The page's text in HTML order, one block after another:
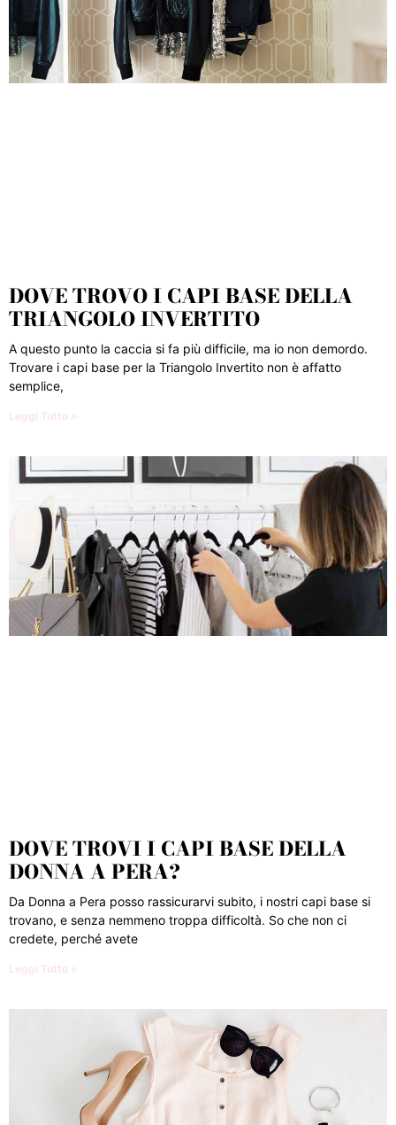
DOVE TROVO I CAPI BASE DELLA
TRIANGOLO INVERTITO
A questo punto la caccia si fa più difficile, ma io non demordo.
Trovare i capi base per la Triangolo Invertito non è affatto
semplice,
Leggi Tutto »
DOVE TROVI I CAPI BASE DELLA
DONNA A PERA?
Da Donna a Pera posso rassicurarvi subito, i nostri capi base si
trovano, e senza nemmeno troppa difficoltà. So che non ci
credete, perché avete
Leggi Tutto »